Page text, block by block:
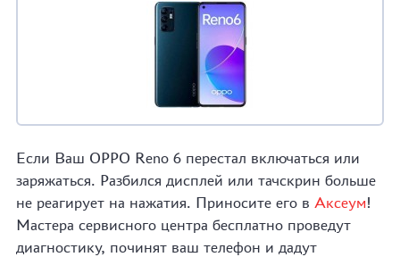
Если Ваш OPPO Reno 6 перестал включаться или
заряжаться. Разбился дисплей или тачскрин больше
не реагирует на нажатия. Приносите его в Аксеум!
Мастера сервисного центра бесплатно проведут
диагностику, починят ваш телефон и дадут